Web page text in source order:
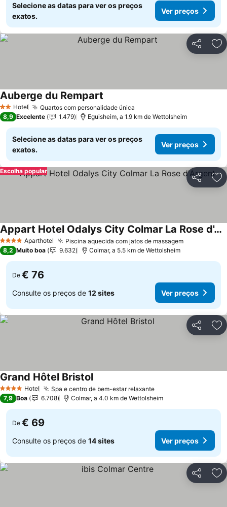
Selecione as datas para ver os preços
exatos.
Ver preços
Partilhar
2 Estrelas
Hotel Quartos com personalidade única
Auberge du Rempart
8,9 Excelente 1.479 Eguisheim, a 1.9 km de Wettolsheim
Selecione as datas para ver os preços
exatos.
Ver preços
Partilhar
Escolha popular
4 EstrelasAparthotel Piscina aquecida com jatos de massagemVer preços
Appart Hotel Odalys City Colmar La Rose d'Argent
Ver preços
8,2 Muito boa 9.632 Colmar, a 5.5 km de Wettolsheim
De € 76
Consulte os preços de 12 sites Ver preços
Partilhar
4 EstrelasHotel Spa e centro de bem-estar relaxanteVer preços
Grand Hôtel BristolVer preços
7,9 Boa 6.708 Colmar, a 4.0 km de Wettolsheim
De € 69
Consulte os preços de 14 sites Ver preços
Partilhar